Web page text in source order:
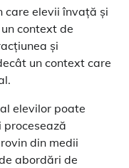
care elevii învață și
context de
și
un context care
elevilor poate
procesează
din medii
abordări de